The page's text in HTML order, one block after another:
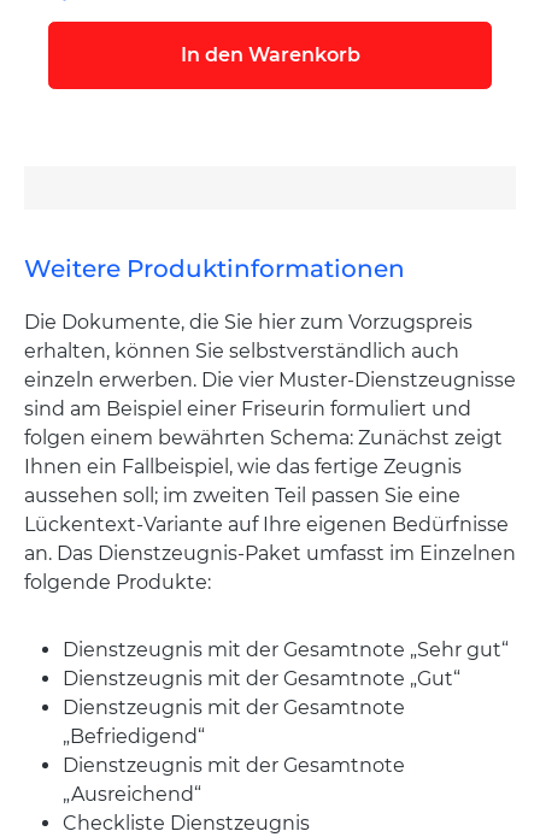
In den Warenkorb
Weitere Produktinformationen
Die Dokumente, die Sie hier zum Vorzugspreis
erhalten, können Sie selbstverständlich auch
einzeln erwerben. Die vier Muster-Dienstzeugnisse
sind am Beispiel einer Friseurin formuliert und
folgen einem bewährten Schema: Zunächst zeigt
Ihnen ein Fallbeispiel, wie das fertige Zeugnis
aussehen soll; im zweiten Teil passen Sie eine
Lückentext-Variante auf Ihre eigenen Bedürfnisse
an. Das Dienstzeugnis-Paket umfasst im Einzelnen
folgende Produkte:
Dienstzeugnis mit der Gesamtnote „Sehr gut“
Dienstzeugnis mit der Gesamtnote „Gut“
Dienstzeugnis mit der Gesamtnote
„Befriedigend“
Dienstzeugnis mit der Gesamtnote
„Ausreichend“
Checkliste Dienstzeugnis